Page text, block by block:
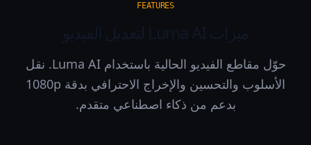
FEATURES
ميزات Luma AI لتعديل الفيديو
حوّل مقاطع الفيديو الحالية باستخدام Luma AI. نقل
الأسلوب والتحسين والإخراج الاحترافي بدقة 1080p
بدعم من ذكاء اصطناعي متقدم.